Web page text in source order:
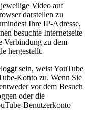
Video auf
darstellen zu
Ihre IP-Adresse,
besuchte Internetseite
Verbindung zu dem
hergestellt.
sein, weist YouTube
Konto zu. Wenn Sie
vor dem Besuch
oder die
Benutzerkonto